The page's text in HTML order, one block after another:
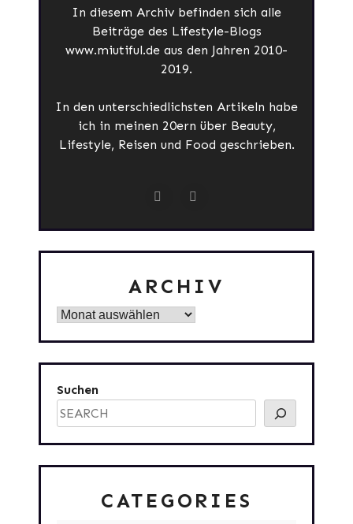
In diesem Archiv befinden sich alle
Beiträge des Lifestyle-Blogs
www.miutiful.de aus den Jahren 2010-
2019.
In den unterschiedlichsten Artikeln habe
ich in meinen 20ern über Beauty,
Lifestyle, Reisen und Food geschrieben.
ARCHIV
Archiv
Suchen
CATEGORIES